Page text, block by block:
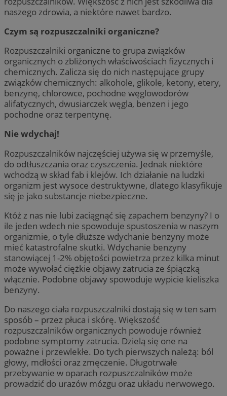
naszego zdrowia, a niektóre nawet bardzo.
Czym są rozpuszczalniki organiczne?
Rozpuszczalniki organiczne to grupa związków
organicznych o zbliżonych właściwościach fizycznych i
chemicznych. Zalicza się do nich następujące grupy
związków chemicznych: alkohole, glikole, ketony, etery,
benzynę, chlorowce, pochodne węglowodorów
alifatycznych, dwusiarczek węgla, benzen i jego
pochodne oraz terpentynę.
Nie wdychaj!
Rozpuszczalników najczęściej używa się w przemyśle,
do odtłuszczania oraz czyszczenia. Jednak niektóre
wchodzą w skład fab i klejów. Ich działanie na ludzki
organizm jest wysoce destruktywne, dlatego klasyfikuje
się je jako substancje niebezpieczne.
Któż z nas nie lubi zaciągnąć się zapachem benzyny? I o
ile jeden wdech nie spowoduje spustoszenia w naszym
organizmie, o tyle dłuższe wdychanie benzyny może
mieć katastrofalne skutki. Wdychanie benzyny
stanowiącej 1-2% objętości powietrza przez kilka minut
może wywołać ciężkie objawy zatrucia ze śpiączką
włącznie. Podobne objawy spowoduje wypicie kieliszka
benzyny.
Do naszego ciała rozpuszczalniki dostają się w ten sam
sposób – przez płuca i skórę. Większość
rozpuszczalników organicznych powoduje również
podobne symptomy zatrucia. Dzielą się one na
poważne i przewlekłe. Do tych pierwszych należą: ból
głowy, mdłości oraz zmęczenie. Długotrwałe
przebywanie w oparach rozpuszczalników może
prowadzić do urazów mózgu oraz układu nerwowego.